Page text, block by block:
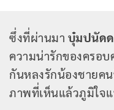
ซึ่งที่ผ่านมา บุ๋มปนัด
ความน่ารักของครอ
กันหลงรักน้องชายค
ภาพที่เห็นแล้วภูมิใ